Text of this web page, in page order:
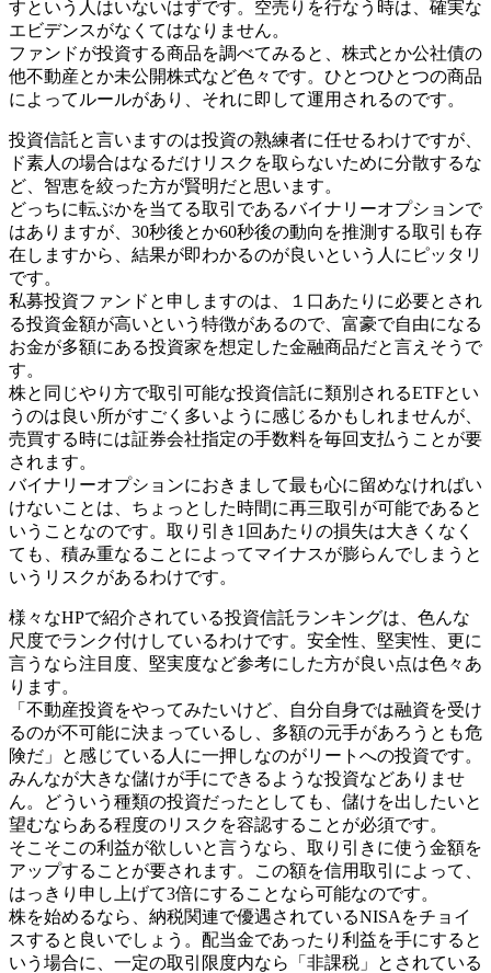
すという人はいないはずです。空売りを行なう時は、確実な
エビデンスがなくてはなりません。
ファンドが投資する商品を調べてみると、株式とか公社債の
他不動産とか未公開株式など色々です。ひとつひとつの商品
によってルールがあり、それに即して運用されるのです。
投資信託と言いますのは投資の熟練者に任せるわけですが、
ド素人の場合はなるだけリスクを取らないために分散するな
ど、智恵を絞った方が賢明だと思います。
どっちに転ぶかを当てる取引であるバイナリーオプションで
はありますが、30秒後とか60秒後の動向を推測する取引も存
在しますから、結果が即わかるのが良いという人にピッタリ
です。
私募投資ファンドと申しますのは、１口あたりに必要とされ
る投資金額が高いという特徴があるので、富豪で自由になる
お金が多額にある投資家を想定した金融商品だと言えそうで
す。
株と同じやり方で取引可能な投資信託に類別されるETFとい
うのは良い所がすごく多いように感じるかもしれませんが、
売買する時には証券会社指定の手数料を毎回支払うことが要
されます。
バイナリーオプションにおきまして最も心に留めなければい
けないことは、ちょっとした時間に再三取引が可能であると
いうことなのです。取り引き1回あたりの損失は大きくなく
ても、積み重なることによってマイナスが膨らんでしまうと
いうリスクがあるわけです。
様々なHPで紹介されている投資信託ランキングは、色んな
尺度でランク付けしているわけです。安全性、堅実性、更に
言うなら注目度、堅実度など参考にした方が良い点は色々あ
ります。
「不動産投資をやってみたいけど、自分自身では融資を受け
るのが不可能に決まっているし、多額の元手があろうとも危
険だ」と感じている人に一押しなのがリートへの投資です。
みんなが大きな儲けが手にできるような投資などありませ
ん。どういう種類の投資だったとしても、儲けを出したいと
望むならある程度のリスクを容認することが必須です。
そこそこの利益が欲しいと言うなら、取り引きに使う金額を
アップすることが要されます。この額を信用取引によって、
はっきり申し上げて3倍にすることなら可能なのです。
株を始めるなら、納税関連で優遇されているNISAをチョイ
スすると良いでしょう。配当金であったり利益を手にすると
いう場合に、一定の取引限度内なら「非課税」とされている